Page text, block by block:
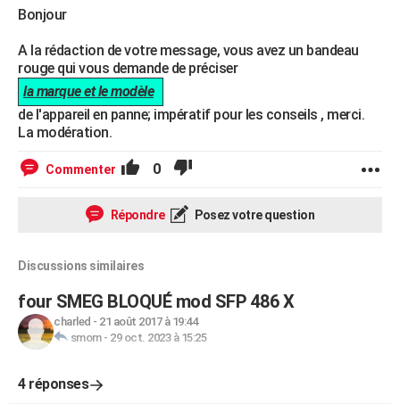
FORUM
Bricolage
Lifestyle
Culture
Sport
Auto
Television
Voyage
Cinema
Bonjour
A la rédaction de votre message, vous avez un bandeau
rouge qui vous demande de préciser
la marque et le modèle
de l'appareil en panne; impératif pour les conseils , merci.
La modération.
Commenter 0
Répondre Posez votre question
Discussions similaires
four SMEG BLOQUÉ mod SFP 486 X
charled - 21 août 2017 à 19:44
smom- 29 oct. 2023 à 15:25
4 réponses